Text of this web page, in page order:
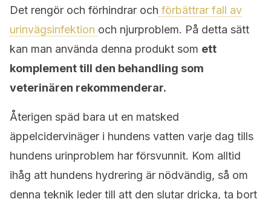
Det rengör och förhindrar och förbättrar fall av
urinvägsinfektion och njurproblem. På detta sätt
kan man använda denna produkt som ett
komplement till den behandling som
veterinären rekommenderar.
Återigen späd bara ut en matsked
äppelcidervinäger i hundens vatten varje dag tills
hundens urinproblem har försvunnit. Kom alltid
ihåg att hundens hydrering är nödvändig, så om
denna teknik leder till att den slutar dricka, ta bort